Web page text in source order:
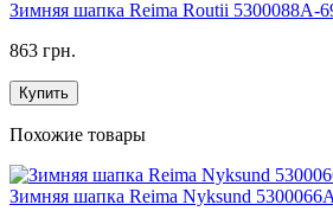
Зимняя шапка Reima Routii 5300088A-
863 грн.
Купить
Похожие товары
Зимняя шапка Reima Nyksund